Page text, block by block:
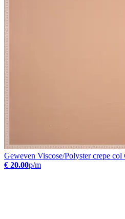
Geweven Viscose/Polyster crepe
€ 20.00p/m